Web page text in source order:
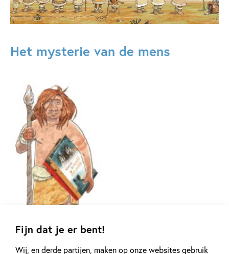
Fijn dat je er bent!
Wij, en derde partijen, maken op onze websites gebruik
Het mysterie van de mens